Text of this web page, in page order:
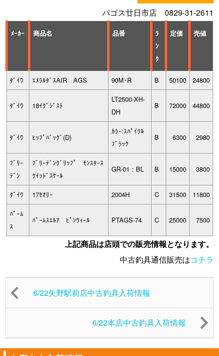
パゴス廿日市店 0829-31-2611
ﾒｰｶｰ 商品名 品番
ﾗ
ﾝ
ｸ
定価 売値
ﾀﾞｲﾜ ｴﾒﾗﾙﾀﾞｽAIR AGS 90M･R B 50100 24800
ﾀﾞｲﾜ 18ｲｸﾞｼﾞｽﾄ
LT2500-XH-
DH
B 72000 44800
ﾀﾞｲﾜ ﾋｯﾌﾟﾊﾞｯｸﾞ(D)
ｶﾗｰ:ｽﾊﾟｲﾗﾙ
ﾌﾞﾗｯｸ
B 6300 2980
ﾌﾞﾘｰ
ﾃﾞﾝ
ﾌﾞﾘｰﾃﾞﾝｸﾞﾘｯﾌﾟ ﾓﾝｽﾀｰｽ
ｸｲｯﾄﾞｽｹｰﾙ
GR-01：BL B 15000 3800
ﾀﾞｲﾜ 17ｾｵﾘｰ 2004H C 31500 11800
ﾊﾟｰﾑ
ｽ
ﾊﾟｰﾑｽｴﾙｱ ﾋﾟﾝｳｨｰﾙ PTAGS-74 C 25000 7500
上記商品は店頭での販売情報となります。
中古釣具通信販売はコチラ
6/22矢野駅前店中古釣具入荷情報
6/22本店中古釣具入荷情報